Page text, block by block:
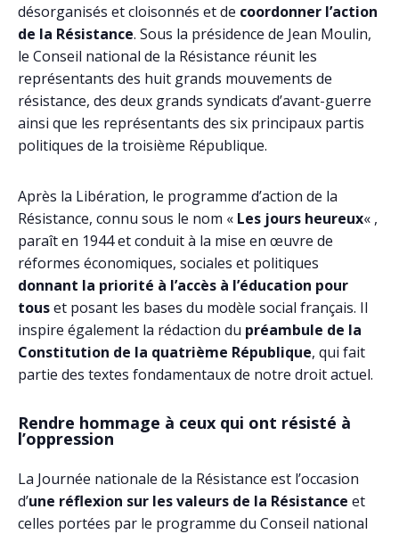
désorganisés et cloisonnés et de coordonner l’action
de la Résistance. Sous la présidence de Jean Moulin,
le Conseil national de la Résistance réunit les
représentants des huit grands mouvements de
résistance, des deux grands syndicats d’avant-guerre
ainsi que les représentants des six principaux partis
politiques de la troisième République.
Après la Libération, le programme d’action de la
Résistance, connu sous le nom « Les jours heureux« ,
paraît en 1944 et conduit à la mise en œuvre de
réformes économiques, sociales et politiques
donnant la priorité à l’accès à l’éducation pour
touset posant les bases du modèle social français. Il
inspire également la rédaction du préambule de la
Constitution de la quatrième République, qui fait
partie des textes fondamentaux de notre droit actuel.
Rendre hommage à ceux qui ont résisté à
l’oppression
La Journée nationale de la Résistance est l’occasion
d’une réflexion sur les valeurs de la Résistance et
celles portées par le programme du Conseil national